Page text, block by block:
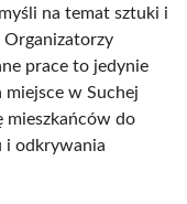
na temat sztuki i
Organizatorzy
prace to jedynie
w Suchej
mieszkańców do
i odkrywania